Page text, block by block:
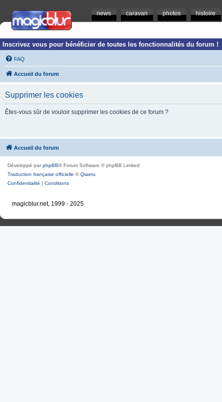
news caravan photos histoire
Inscrivez vous pour bénéficier de toutes les fonctionnalités du forum !
FAQ
Accueil du forum
Supprimer les cookies
Êtes-vous sûr de vouloir supprimer les cookies de ce forum ?
Accueil du forum
Développé parphpBB® Forum Software © phpBB Limited
Traduction française officielle ©Qiaeru
Confidentialité | Conditions
magicblur.net, 1999 - 2025